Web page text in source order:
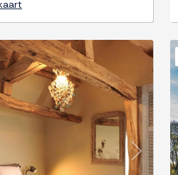
Next